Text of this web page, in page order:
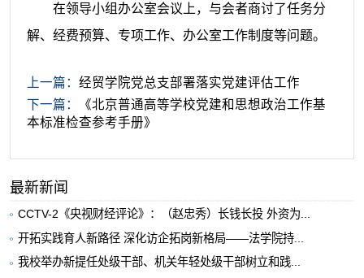
在领导小组办公室会议上，与会者商讨了任务分
解、经费预算、专项工作、办公室工作制度等问题。
上一篇： 经贸学院党总支部署落实党建评估工作
下一篇：
《北京普通高等学校党建和思想政治工作基
本标准检查参考手册》
最新新闻
CCTV-2《央视财经评论》：（赵忠秀）长钱长投 外资为...
开拓实践育人新路径 深化访企拓岗新格局——法学院持...
我校举办新提任处级干部、机关年轻处级干部树立和践...